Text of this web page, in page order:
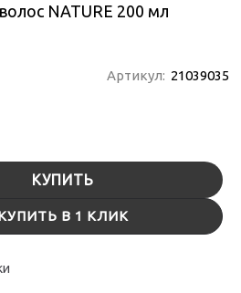
NATURE 200 мл
Артикул: 21039035
КУПИТЬ
В 1 КЛИК